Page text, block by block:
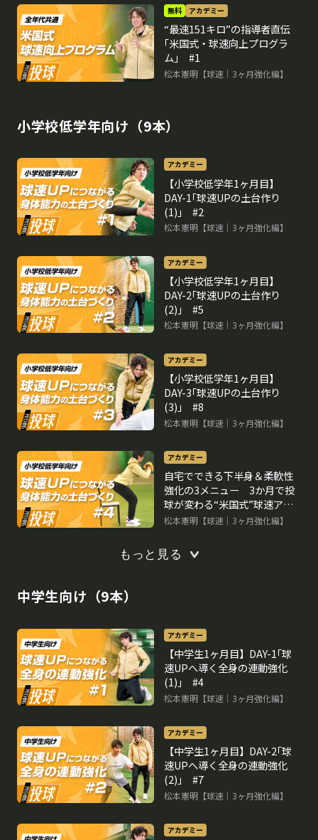
無料 アカデミー
“最速151キロ”の指導者直伝
｢米国式・球速向上プログラ
ム｣ #1
松本憲明【球速｜3ヶ月強化編】
小学校低学年向け（9本）
アカデミー
【小学校低学年1ヶ月目】
DAY-1｢球速UPの土台作り
(1)｣ #2
松本憲明【球速｜3ヶ月強化編】
アカデミー
【小学校低学年1ヶ月目】
DAY-2｢球速UPの土台作り
(2)｣ #5
松本憲明【球速｜3ヶ月強化編】
アカデミー
【小学校低学年1ヶ月目】
DAY-3｢球速UPの土台作り
(3)｣ #8
松本憲明【球速｜3ヶ月強化編】
アカデミー
自宅でできる下半身＆柔軟性
強化の3メニュー 3か月で投
球が変わる“米国式”球速アッ
プ理論
松本憲明【球速｜3ヶ月強化編】
もっと見る
中学生向け（9本）
アカデミー
【中学生1ヶ月目】DAY-1｢球
速UPへ導く全身の連動強化
(1)｣ #4
松本憲明【球速｜3ヶ月強化編】
アカデミー
【中学生1ヶ月目】DAY-2｢球
速UPへ導く全身の連動強化
(2)｣ #7
松本憲明【球速｜3ヶ月強化編】
アカデミー